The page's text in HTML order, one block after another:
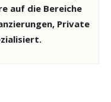
auf die Bereiche
Private